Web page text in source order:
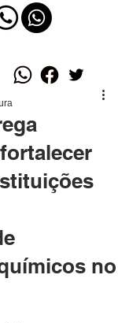
no
5 estrelas.